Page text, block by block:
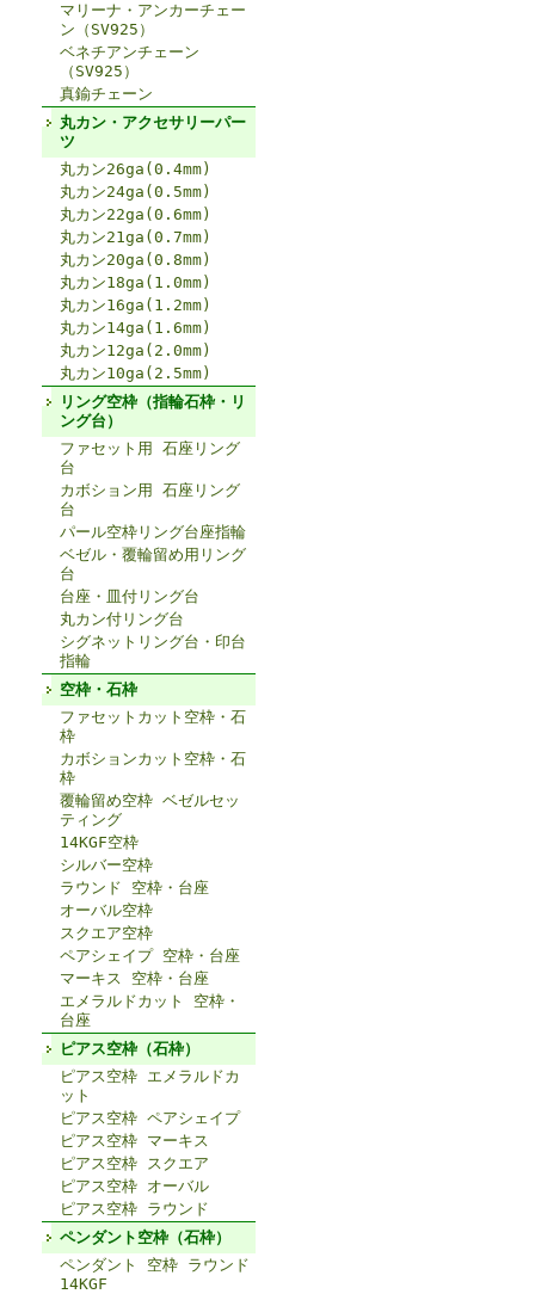
マリーナ・アンカーチェー
ン（SV925）
ベネチアンチェーン
（SV925）
真鍮チェーン
丸カン・アクセサリーパー
ツ
丸カン26ga(0.4mm)
丸カン24ga(0.5mm)
丸カン22ga(0.6mm)
丸カン21ga(0.7mm)
丸カン20ga(0.8mm)
丸カン18ga(1.0mm)
丸カン16ga(1.2mm)
丸カン14ga(1.6mm)
丸カン12ga(2.0mm)
丸カン10ga(2.5mm)
リング空枠（指輪石枠・リ
ング台）
ファセット用 石座リング
台
カボション用 石座リング
台
パール空枠リング台座指輪
ベゼル・覆輪留め用リング
台
台座・皿付リング台
丸カン付リング台
シグネットリング台・印台
指輪
空枠・石枠
ファセットカット空枠・石
枠
カボションカット空枠・石
枠
覆輪留め空枠 ベゼルセッ
ティング
14KGF空枠
シルバー空枠
ラウンド 空枠・台座
オーバル空枠
スクエア空枠
ペアシェイプ 空枠・台座
マーキス 空枠・台座
エメラルドカット 空枠・
台座
ピアス空枠（石枠）
ピアス空枠 エメラルドカ
ット
ピアス空枠 ペアシェイプ
ピアス空枠 マーキス
ピアス空枠 スクエア
ピアス空枠 オーバル
ピアス空枠 ラウンド
ペンダント空枠（石枠）
ペンダント 空枠 ラウンド
14KGF